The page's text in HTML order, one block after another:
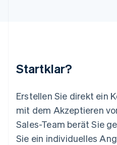
Startklar?
Erstellen Sie direkt ein
mit dem Akzeptieren
Sales-Team berät Sie
Sie ein individuelles
Mexiko
English
Niederlande
Nederlands English
Norwegen
English